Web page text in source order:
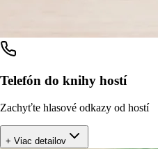
Telefón do knihy hostí
Zachyťte hlasové odkazy od hostí
+ Viac detailov